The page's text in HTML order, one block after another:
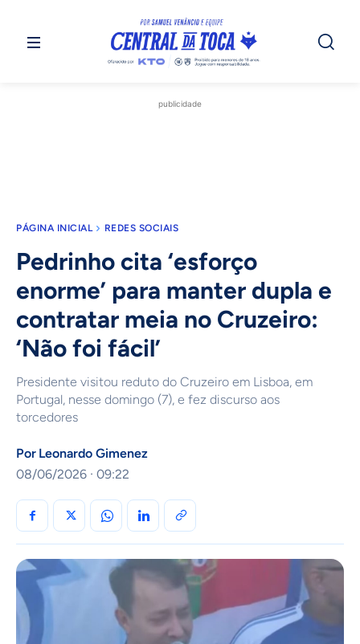
publicidade
PÁGINA INICIAL REDES SOCIAIS
Pedrinho cita ‘esforço
enorme’ para manter dupla e
contratar meia no Cruzeiro:
‘Não foi fácil’
Presidente visitou reduto do Cruzeiro em Lisboa, em
Portugal, nesse domingo (7), e fez discurso aos
torcedores
Por Leonardo Gimenez
08/06/2026 · 09:22